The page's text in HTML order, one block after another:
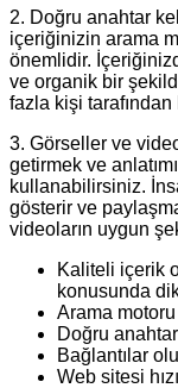
2. Doğru anahtar
içeriğinizin arama
önemlidir.
ve organik bir
fazla kişi tarafından
3. Görseller ve
getirmek ve
kullanabilirsiniz.
gösterir ve
videoların uygun
Kaliteli içerik
konusunda
Arama
Doğru
Bağlantılar
Web sitesi